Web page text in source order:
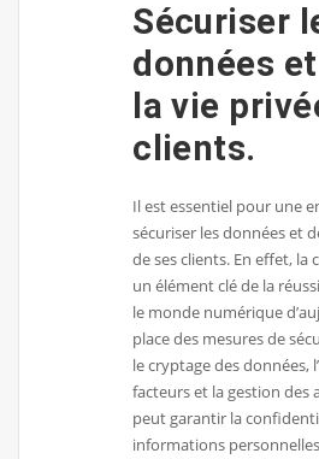
Sécuriser
données
la vie
clients.
Il est essentiel pour une
sécuriser les données et
de ses clients. En effet, la
un élément clé de la
le monde numérique
place des mesures de
le cryptage des données,
facteurs et la gestion des
peut garantir la
informations